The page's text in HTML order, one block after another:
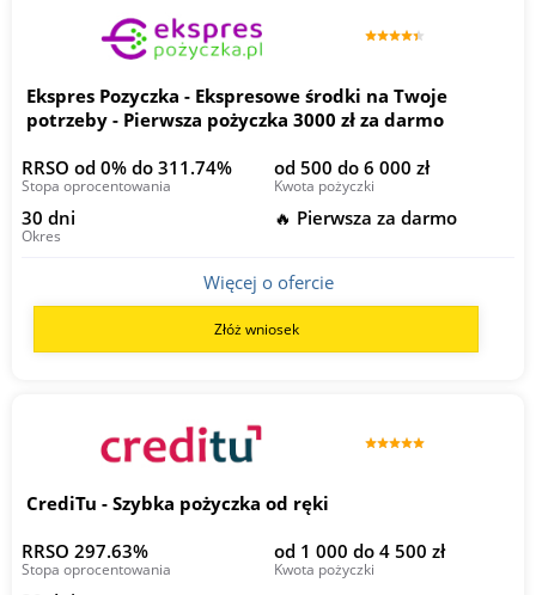
Ekspres Pozyczka - Ekspresowe środki na Twoje
potrzeby - Pierwsza pożyczka 3000 zł za darmo
RRSO od 0% do 311.74%
Stopa oprocentowania
od 500 do 6 000 zł
Kwota pożyczki
30 dni
Okres
🔥 Pierwsza za darmo
Więcej o ofercie
Złóż wniosek
CrediTu - Szybka pożyczka od ręki
RRSO 297.63%
Stopa oprocentowania
od 1 000 do 4 500 zł
Kwota pożyczki